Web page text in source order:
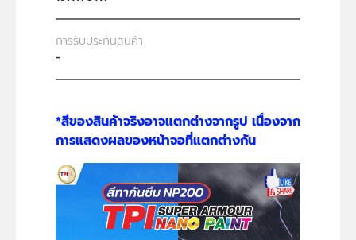
การรับประกันสินค้า
-
*สีของสินค้าจริงอาจแตกต่างจากรูป เนื่องจาก
การแสดงผลของหน้าจอที่แตกต่างกัน